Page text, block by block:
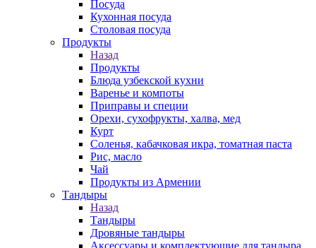
Посуда
Кухонная посуда
Столовая посуда
Продукты
Назад
Продукты
Блюда узбекской кухни
Варенье и компоты
Приправы и специи
Орехи, сухофрукты, халва, мед
Курт
Соленья, кабачковая икра, томатная паста
Рис, масло
Чай
Продукты из Армении
Тандыры
Назад
Тандыры
Дровяные тандыры
Аксессуары и комплектующие для тандыра